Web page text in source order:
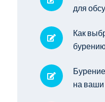
для
Как
на